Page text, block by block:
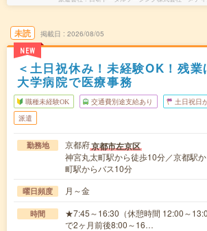
未読
NEW
掲載日 2026/08/05
＜土日祝休み！未経験OK！残業
大学病院で医療事務
職種未経験OK 交通費別途支給あり 土日祝日
派遣
勤務地 京都府京都市左京区
神宮丸太町駅から徒歩10分／京都駅
町駅からバス10分
曜日頻度 月～金
時間
★7:45～16:30（休憩時間 12:00～
で2ヶ月前後8:00～16…